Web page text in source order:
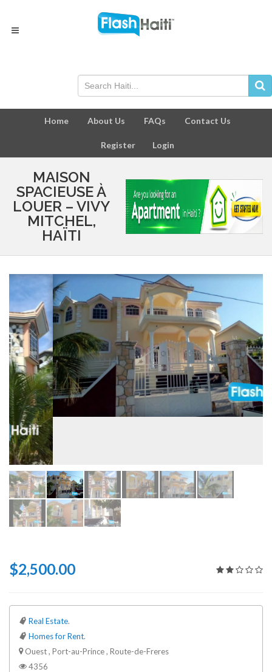
Home About Us FAQs Contact Us
Register Login
MAISON
SPACIEUSE À
LOUER – VIVY
MITCHEL,
HAÏTI
$2,500.00
Real Estate.
Homes for Rent.
Ouest , Port-au-Prince , Route-de-Freres
4356